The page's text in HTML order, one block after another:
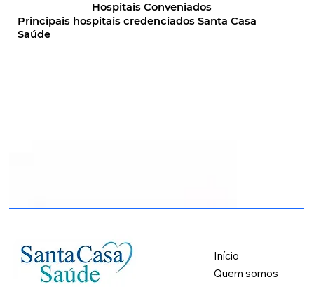
Hospitais Conveniados
Principais hospitais credenciados Santa Casa
Saúde
Início
Quem somos